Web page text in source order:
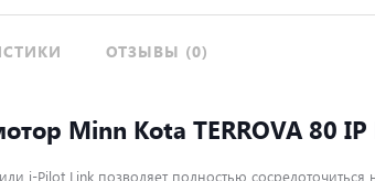
ОТЗЫВЫ (0)
Minn Kota TERROVA 80
i-Pilot Link позволяет полностью сосредоточиться